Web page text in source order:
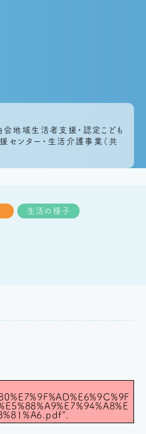
地域生活者支援・認定こども
センター・生活介護事業（共
生活の様子